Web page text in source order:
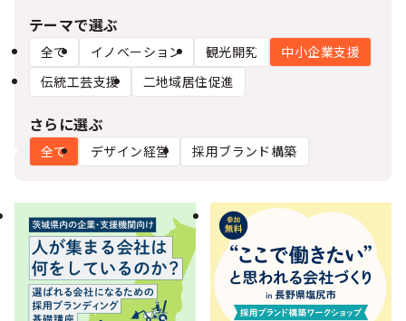
テーマで選ぶ
全て イノベーション 観光開発
中小企業支援
伝統工芸支援
二地域居住促進
さらに選ぶ
全て デザイン経営 採用ブランド構築